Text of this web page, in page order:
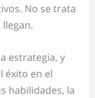
No se trata
estrategia, y
éxito en el
habilidades, la